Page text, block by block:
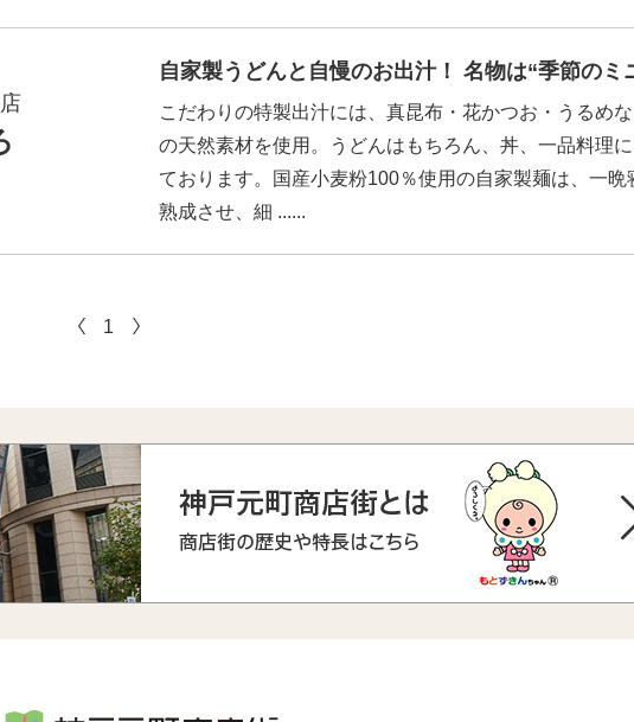
自家製うどんと自慢のお出汁！ 名物は“季節のミ
こだわりの特製出汁には、真昆布・花かつお・うるめ
の天然素材を使用。うどんはもちろん、丼、一品料理
ております。国産小麦粉100％使用の自家製麺は、一晩
熟成させ、細 ......
1